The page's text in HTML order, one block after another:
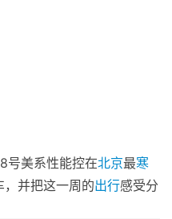
号美系性能控在北京最寒
并把这一周的出行感受分